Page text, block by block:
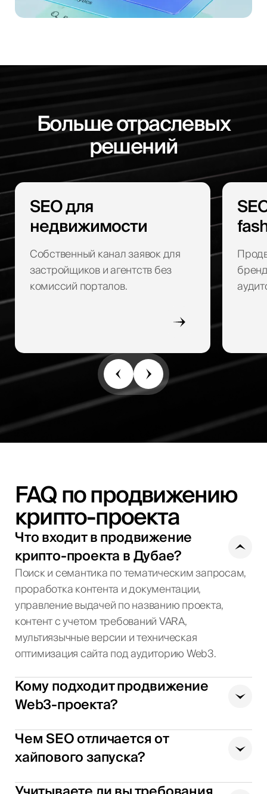
Больше отраслевых
решений
SEO для
недвижимости
Собственный канал заявок для
застройщиков и агентств без
комиссий порталов.
FAQ по продвижению
крипто-проекта
Что входит в продвижение
крипто-проекта в Дубае?
Поиск и семантика по тематическим запросам,
проработка контента и документации,
управление выдачей по названию проекта,
контент с учетом требований VARA,
мультиязычные версии и техническая
оптимизация сайта под аудиторию Web3.
Кому подходит продвижение
Web3-проекта?
Чем SEO отличается от
хайпового запуска?